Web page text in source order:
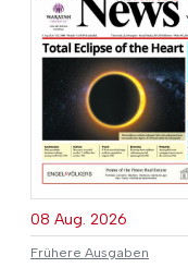
08 Aug. 2026
Frühere Ausgaben